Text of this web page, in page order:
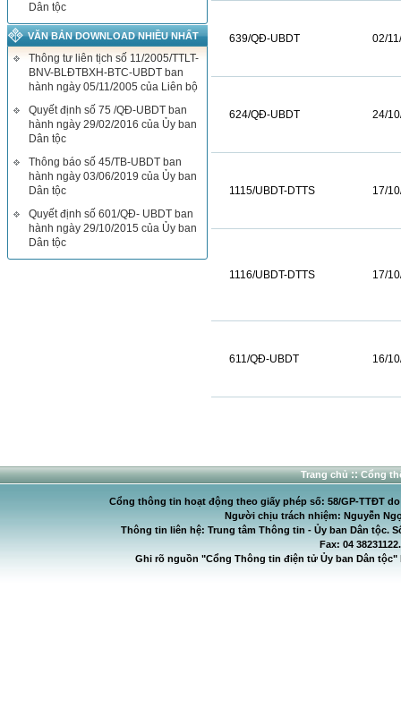
Dân tộc
VĂN BẢN DOWNLOAD NHIỀU NHẤT
Thông tư liên tịch số 11/2005/TTLT-
BNV-BLĐTBXH-BTC-UBDT ban
hành ngày 05/11/2005 của Liên bộ
Quyết định số 75 /QĐ-UBDT ban
hành ngày 29/02/2016 của Ủy ban
Dân tộc
Thông báo số 45/TB-UBDT ban
hành ngày 03/06/2019 của Ủy ban
Dân tộc
Quyết định số 601/QĐ- UBDT ban
hành ngày 29/10/2015 của Ủy ban
Dân tộc
639/QĐ-UBDT 02/
624/QĐ-UBDT 24/
1115/UBDT-DTTS 17/
1116/UBDT-DTTS 17/
611/QĐ-UBDT 16/
Trang chủ:: Cổng
Cổng thông tin hoạt động theo giấy phép số: 58/GP-TTĐT
Người chịu trách nhiệm: Nguyễn
Thông tin liên hệ: Trung tâm Thông tin - Ủy ban Dân tộc.
Fax: 04
Ghi rõ nguồn "Cổng Thông tin điện tử Ủy ban Dân